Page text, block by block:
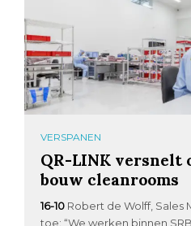
VERSPANEN
QR-LINK versnelt
bouw cleanrooms
16-10 Robert de Wolff, Sales
toe: “We werken binnen